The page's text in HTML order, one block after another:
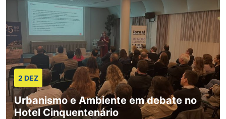
2 DEZ
Urbanismo e Ambiente em debate no
Hotel Cinquentenário